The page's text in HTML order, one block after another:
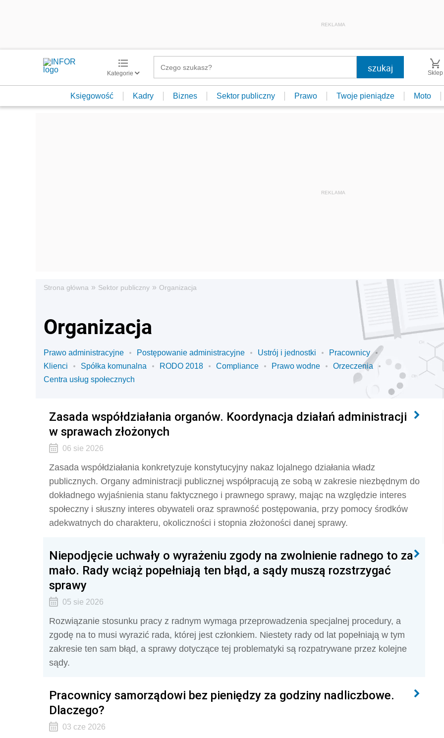
REKLAMA
Kategorie Sklep
Księgowość Kadry Biznes Sektor publiczny Prawo Twoje pieniądze Moto
Strona główna » Sektor publiczny » Organizacja
Organizacja
Prawo administracyjne Postępowanie administracyjne Ustrój i jednostki
Pracownicy
Klienci
Spółka komunalna RODO 2018 Compliance Prawo wodne
Orzeczenia
Centra usług społecznych
Zasada współdziałania organów. Koordynacja działań administracji
w sprawach złożonych
06 sie 2026
Zasada współdziałania konkretyzuje konstytucyjny nakaz lojalnego działania władz
publicznych. Organy administracji publicznej współpracują ze sobą w zakresie niezbędnym do
dokładnego wyjaśnienia stanu faktycznego i prawnego sprawy, mając na względzie interes
społeczny i słuszny interes obywateli oraz sprawność postępowania, przy pomocy środków
adekwatnych do charakteru, okoliczności i stopnia złożoności danej sprawy.
Niepodjęcie uchwały o wyrażeniu zgody na zwolnienie radnego to za
mało. Rady wciąż popełniają ten błąd, a sądy muszą rozstrzygać
sprawy
05 sie 2026
Rozwiązanie stosunku pracy z radnym wymaga przeprowadzenia specjalnej procedury, a
zgodę na to musi wyrazić rada, której jest członkiem. Niestety rady od lat popełniają w tym
zakresie ten sam błąd, a sprawy dotyczące tej problematyki są rozpatrywane przez kolejne
sądy.
Pracownicy samorządowi bez pieniędzy za godziny nadliczbowe.
Dlaczego?
03 cze 2026